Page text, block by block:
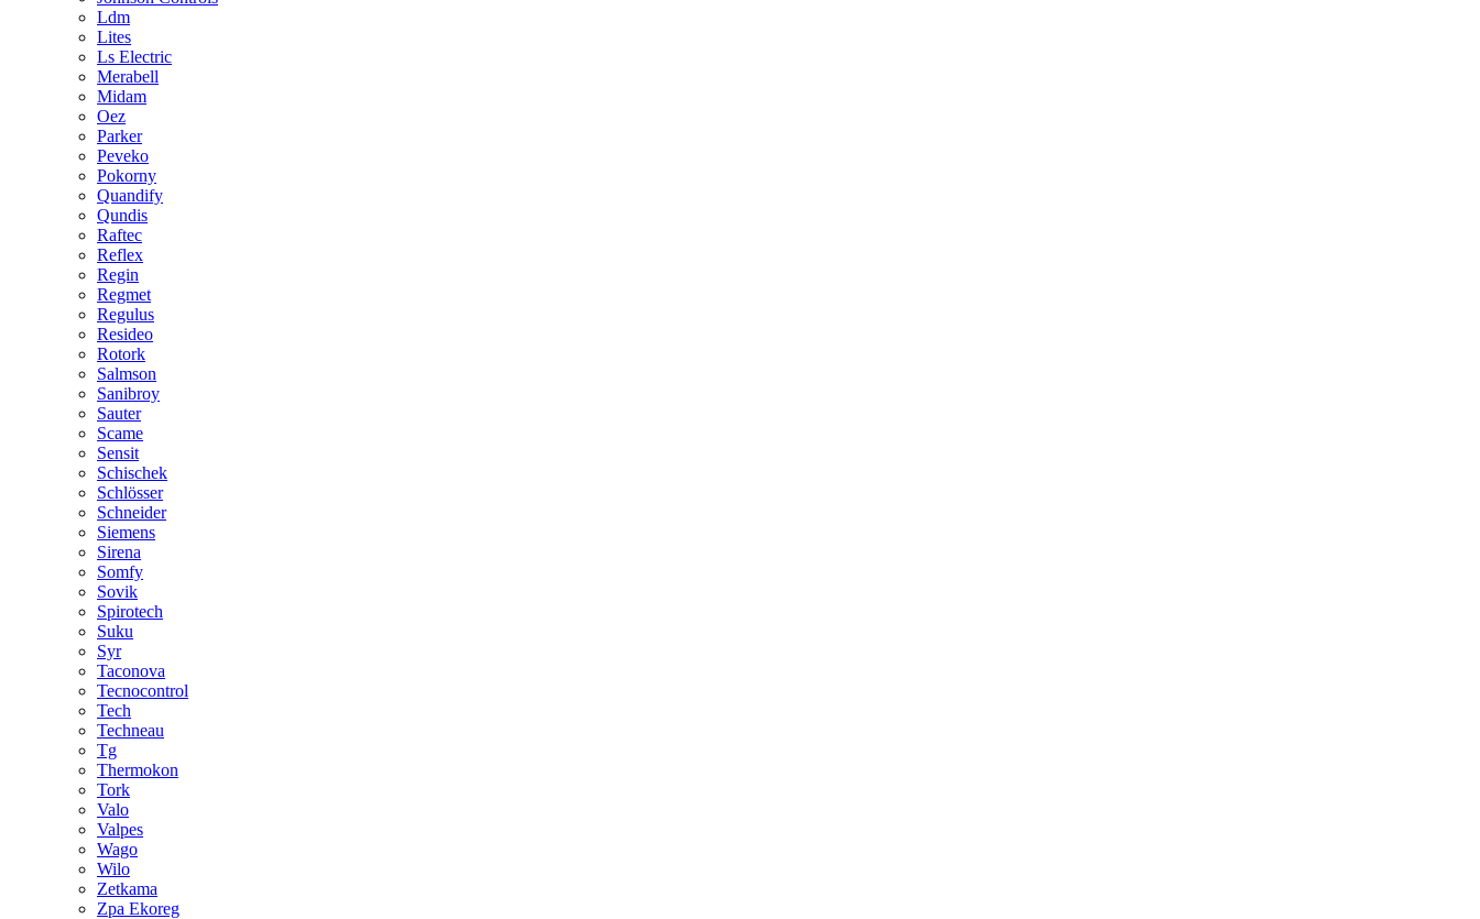
Ldm
Lites
Ls Electric
Merabell
Midam
Oez
Parker
Peveko
Pokorny
Quandify
Qundis
Raftec
Reflex
Regin
Regmet
Regulus
Resideo
Rotork
Salmson
Sanibroy
Sauter
Scame
Sensit
Schischek
Schlösser
Schneider
Siemens
Sirena
Somfy
Sovik
Spirotech
Suku
Syr
Taconova
Tecnocontrol
Tech
Techneau
Tg
Thermokon
Tork
Valo
Valpes
Wago
Wilo
Zetkama
Zpa Ekoreg